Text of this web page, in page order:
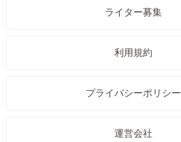
ライター募集
利用規約
プライバシーポリシー
運営会社